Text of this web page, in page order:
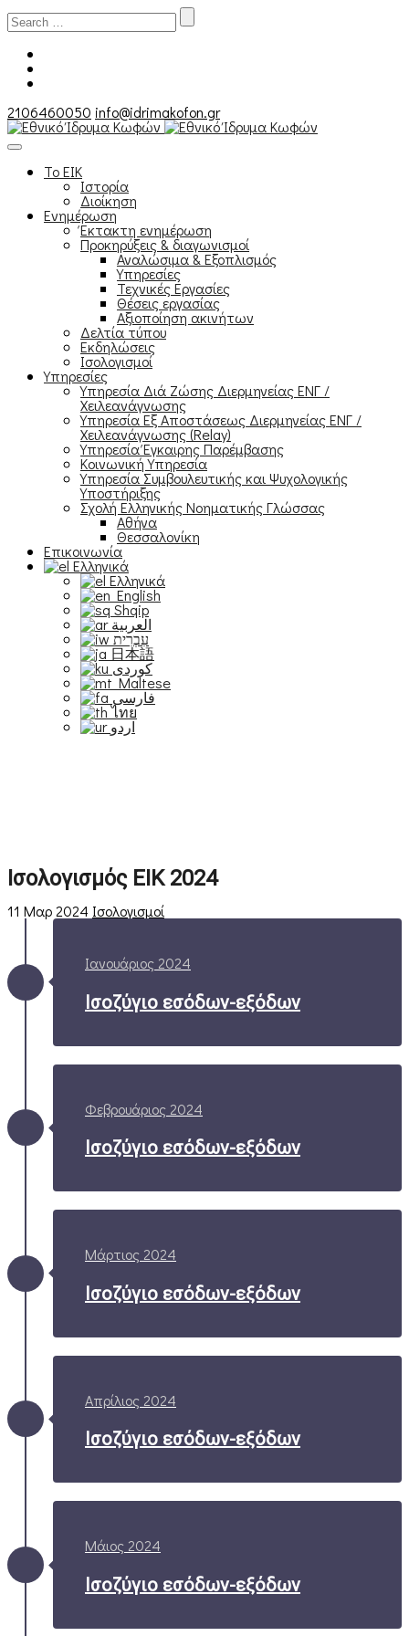
Search
for:
2106460050 info@idrimakofon.gr
Το ΕΙΚ
Ιστορία
Διοίκηση
Ενημέρωση
Έκτακτη ενημέρωση
Προκηρύξεις & διαγωνισμοί
Αναλώσιμα & Εξοπλισμός
Υπηρεσίες
Τεχνικές Εργασίες
Θέσεις εργασίας
Αξιοποίηση ακινήτων
Δελτία τύπου
Εκδηλώσεις
Ισολογισμοί
Υπηρεσίες
Υπηρεσία Διά Ζώσης Διερμηνείας ΕΝΓ /
Χειλεανάγνωσης
Υπηρεσία Εξ Αποστάσεως Διερμηνείας ΕΝΓ /
Χειλεανάγνωσης (Relay)
Υπηρεσία Έγκαιρης Παρέμβασης
Κοινωνική Υπηρεσία
Υπηρεσία Συμβουλευτικής και Ψυχολογικής
Υποστήριξης
Σχολή Ελληνικής Νοηματικής Γλώσσας
Αθήνα
Θεσσαλονίκη
Επικοινωνία
Ελληνικά
Ελληνικά
English
Shqip
العربية
עִבְרִית
日本語
Maltese
فارسی
ไทย
اردو
Ισολογισμός ΕΙΚ 2024
11 Μαρ 2024 Ισολογισμοί
Ιανουάριος 2024
Ισοζύγιο εσόδων-εξόδων
Φεβρουάριος 2024
Ισοζύγιο εσόδων-εξόδων
Μάρτιος 2024
Ισοζύγιο εσόδων-εξόδων
Απρίλιος 2024
Ισοζύγιο εσόδων-εξόδων
Μάιος 2024
Ισοζύγιο εσόδων-εξόδων